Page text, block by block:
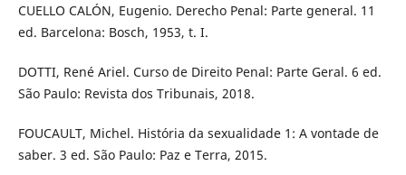
CUELLO CALÓN, Eugenio. Derecho Penal: Parte general. 11
ed. Barcelona: Bosch, 1953, t. I.
DOTTI, René Ariel. Curso de Direito Penal: Parte Geral. 6 ed.
São Paulo: Revista dos Tribunais, 2018.
FOUCAULT, Michel. História da sexualidade 1: A vontade de
saber. 3 ed. São Paulo: Paz e Terra, 2015.